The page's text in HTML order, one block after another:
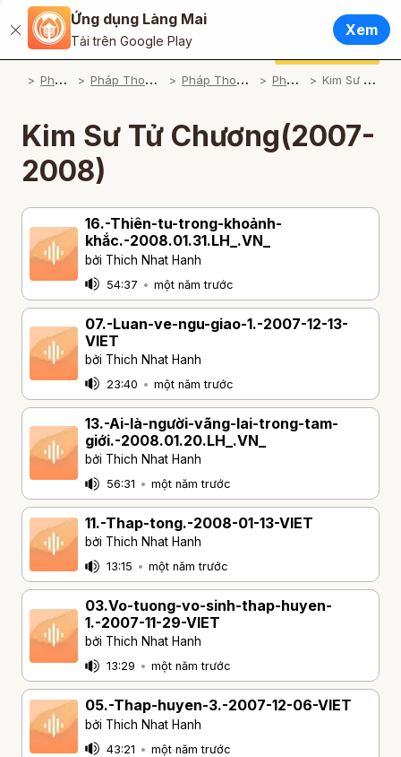
Đóng
Ứng dụng Làng Mai
Tải trên Google Play
Xem
Tiếng Việt
English / Tiếng Anh
Français / Tiếng Pháp
Español / Tiếng Tây Ban Nha
Deutsch / Tiếng Đức
Português / Tiếng Bồ Đào Nha
ภาษาไทย / Tiếng Thái
Ứng dụng Làng Mai
Cúng dường
P
háp Thoại P
háp Thoại Thiền Sư Thích Nhất Hạnh P
háp Thoại Theo Bộ An Cư Kiết Đông P
háp Thoại Mp3 K
im Sư Tử Chương(2007-2008)
Kim Sư Tử Chương(2007-
2008)
16.-Thiên-tu-trong-khoảnh-
khắc.-2008.01.31.LH_.VN_
bởi Thich Nhat Hanh
54:37 • một năm trước
07.-Luan-ve-ngu-giao-1.-2007-12-13-
VIET
bởi Thich Nhat Hanh
23:40 • một năm trước
13.-Ai-là-người-vãng-lai-trong-tam-
giới.-2008.01.20.LH_.VN_
bởi Thich Nhat Hanh
56:31 • một năm trước
11.-Thap-tong.-2008-01-13-VIET
bởi Thich Nhat Hanh
13:15 • một năm trước
03.Vo-tuong-vo-sinh-thap-huyen-
1.-2007-11-29-VIET
bởi Thich Nhat Hanh
13:29 • một năm trước
05.-Thap-huyen-3.-2007-12-06-VIET
bởi Thich Nhat Hanh
43:21 • một năm trước